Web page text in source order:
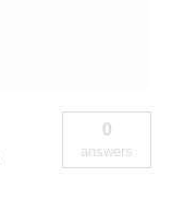
0
answers